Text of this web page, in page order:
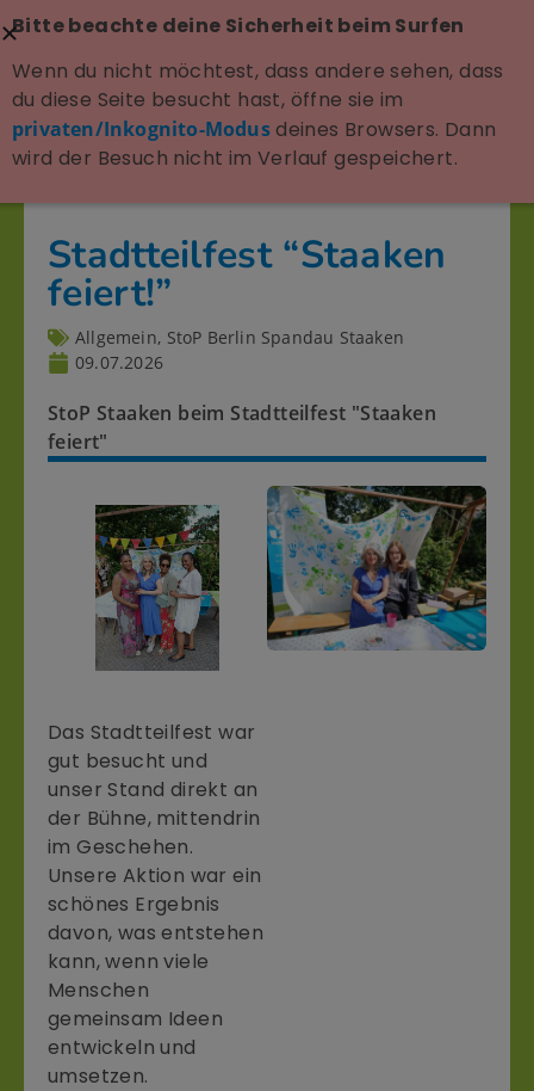
Stadtteilfest “Staaken
feiert!”
Allgemein, StoP Berlin Spandau Staaken
09.07.2026
StoP Staaken beim Stadtteilfest "Staaken
feiert"
Das Stadtteilfest war
gut besucht und
unser Stand direkt an
der Bühne, mittendrin
im Geschehen.
Unsere Aktion war ein
schönes Ergebnis
davon, was entstehen
kann, wenn viele
Menschen
gemeinsam Ideen
entwickeln und
umsetzen.
Bitte beachte deine Sicherheit beim Surfen
Wenn du nicht möchtest, dass andere sehen, dass
du diese Seite besucht hast, öffne sie im
privaten/Inkognito-Modusdeines Browsers. Dann
wird der Besuch nicht im Verlauf gespeichert.